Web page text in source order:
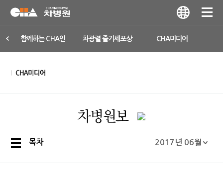
함께하는 CHA인 차광렬 줄기세포상 CHA미디어
목차 2017년 06월